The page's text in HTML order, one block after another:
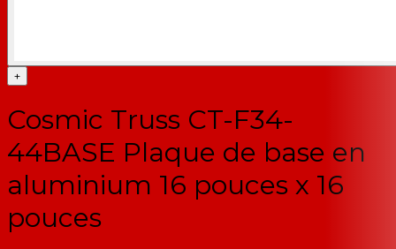
+
Cosmic Truss CT-F34-
44BASE Plaque de base en
aluminium 16 pouces x 16
pouces